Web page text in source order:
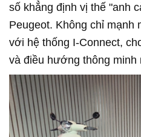
số khẳng định vị thế "anh
Peugeot. Không chỉ mạnh
với hệ thống I-Connect,
và điều hướng thông minh